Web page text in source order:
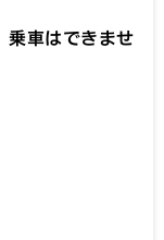
乗車はできませ